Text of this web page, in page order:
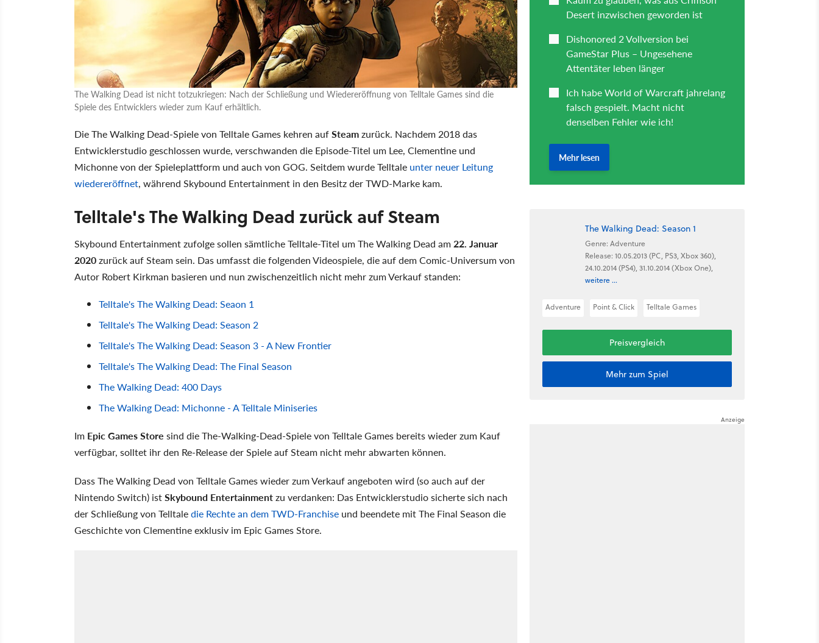
The Walking Dead ist nicht totzukriegen: Nach der Schließung und Wiedereröffnung von Telltale Games sind die
Spiele des Entwicklers wieder zum Kauf erhältlich.
Die The Walking Dead-Spiele von Telltale Games kehren aufSteamzurück. Nachdem 2018 das
Entwicklerstudio geschlossen wurde, verschwanden die Episode-Titel um Lee, Clementine und
Michonne von der Spieleplattform und auch von GOG. Seitdem wurde Telltale unter neuer Leitung
wiedereröffnet, während Skybound Entertainment in den Besitz der TWD-Marke kam.
Telltale's The Walking Dead zurück auf Steam
Skybound Entertainment zufolge sollen sämtliche Telltale-Titel um The Walking Dead am22. Januar
2020zurück auf Steam sein. Das umfasst die folgenden Videospiele, die auf dem Comic-Universum von
Autor Robert Kirkman basieren und nun zwischenzeitlich nicht mehr zum Verkauf standen:
Telltale's The Walking Dead: Seaon 1
Telltale's The Walking Dead: Season 2
Telltale's The Walking Dead: Season 3 - A New Frontier
Telltale's The Walking Dead: The Final Season
The Walking Dead: 400 Days
The Walking Dead: Michonne - A Telltale Miniseries
Im Epic Games Store sind die The-Walking-Dead-Spiele von Telltale Games bereits wieder zum Kauf
verfügbar, solltet ihr den Re-Release der Spiele auf Steam nicht mehr abwarten können.
Dass The Walking Dead von Telltale Games wieder zum Verkauf angeboten wird (so auch auf der
Nintendo Switch) istSkybound Entertainmentzu verdanken: Das Entwicklerstudio sicherte sich nach
der Schließung von Telltaledie Rechte an dem TWD-Franchise und beendete mit The Final Season die
Geschichte von Clementine exklusiv im Epic Games Store.
The Walking Dead: Season 1
Genre: Adventure
Release: 10.05.2013 (PC, PS3, Xbox 360),
24.10.2014 (PS4), 31.10.2014 (Xbox One),
weitere ...
Adventure Point & Click Telltale Games
Preisvergleich
Mehr zum Spiel